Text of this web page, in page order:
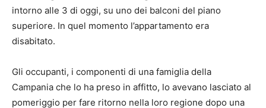
intorno alle 3 di oggi, su uno dei balconi del piano
superiore. In quel momento l’appartamento era
disabitato.
Gli occupanti, i componenti di una famiglia della
Campania che lo ha preso in affitto, lo avevano lasciato al
pomeriggio per fare ritorno nella loro regione dopo una